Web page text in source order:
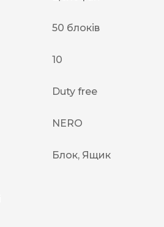
50 блоків
10
Duty free
NERO
Блок, Ящик